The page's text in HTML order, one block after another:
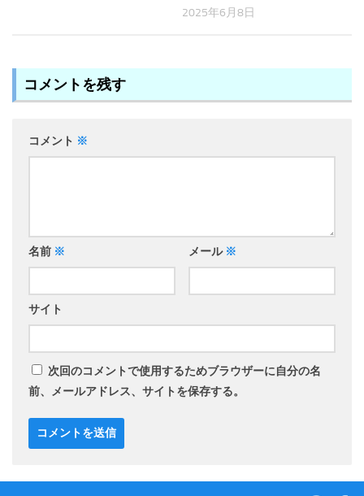
2025年6月8日
コメントを残す
コメント ※
名前 ※ メール ※
サイト
次回のコメントで使用するためブラウザーに自分の名
前、メールアドレス、サイトを保存する。